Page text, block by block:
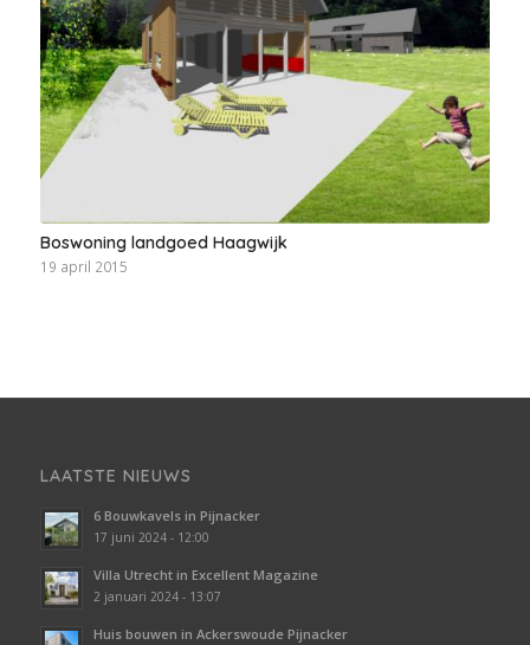
Boswoning landgoed Haagwijk
19 april 2015
LAATSTE NIEUWS
6 Bouwkavels in Pijnacker
17 juni 2024 - 12:00
Villa Utrecht in Excellent Magazine
2 januari 2024 - 13:07
Huis bouwen in Ackerswoude Pijnacker